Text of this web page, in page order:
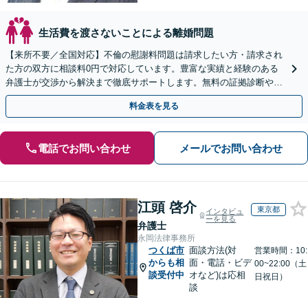
生活費を渡さないことによる離婚問題
【来所不要／全国対応】不倫の慰謝料問題は請求したい方・請求され
た方の双方に相談料0円で対応しています。豊富な実績と経験のある
弁護士が交渉から解決まで徹底サポートします。無料の証拠診断や着
手金の返還保証もありますので安心してご相談ください。
料金表を見る
電話でお問い合わせ メールでお問い合わせ
江頭 啓介
弁護士
インタビュ
ーを見る
東京都
永岡法律事務所
つくば市
からも相
談受付中
面談方法(対
面・電話・ビデ
オなど)は応相
談
営業時間：10:
00~22:00（土
日祝日）